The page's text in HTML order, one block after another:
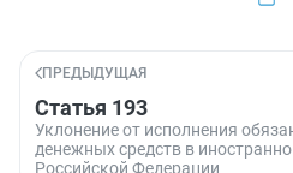
ПРЕДЫДУЩАЯ
Статья 193
Уклонение от исполнения
денежных средств в
Российской Федерации